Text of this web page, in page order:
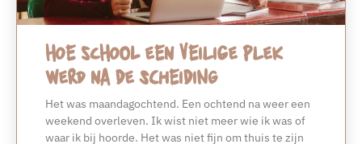
Hoe school een veilige plek
werd na de scheiding
Het was maandagochtend. Een ochtend na weer een
weekend overleven. Ik wist niet meer wie ik was of
waar ik bij hoorde. Het was niet fijn om thuis te zijn